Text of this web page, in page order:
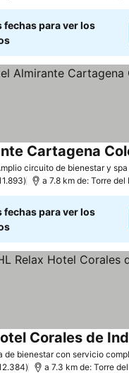
fechas para ver los
circuito de bienestar y spa
Cartagena
a 7.8 km de: Torre del
fechas para ver los
de bienestar con servicio
Corales de
a 7.3 km de: Torre